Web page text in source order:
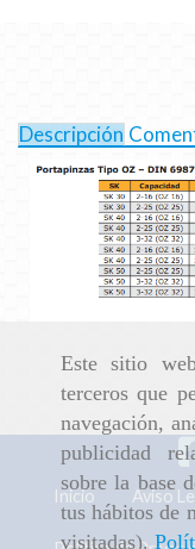
Este sitio
terceros que
navegación,
publicidad
sobre la base
tus hábitos de
visitadas).
Descripción
Inicio Aviso